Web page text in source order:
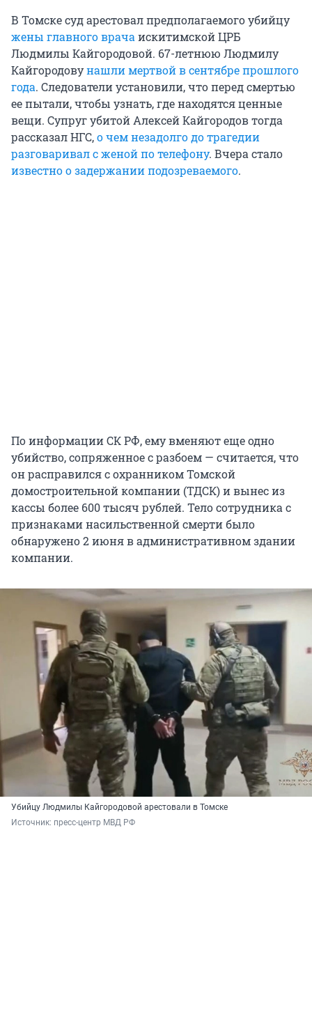
В Томске суд арестовал предполагаемого убийцу
жены главного врачаискитимской ЦРБ
Людмилы Кайгородовой. 67-летнюю Людмилу
Кайгородовунашли мертвой в сентябре прошлого
года. Следователи установили, что перед смертью
ее пытали, чтобы узнать, где находятся ценные
вещи. Супруг убитой Алексей Кайгородов тогда
рассказал НГС,о чем незадолго до трагедии
разговаривал с женой по телефону. Вчера стало
известно о задержании подозреваемого.
По информации СК РФ, ему вменяют еще одно
убийство, сопряженное с разбоем — считается, что
он расправился с охранником Томской
домостроительной компании (ТДСК) и вынес из
кассы более 600 тысяч рублей. Тело сотрудника с
признаками насильственной смерти было
обнаружено 2 июня в административном здании
компании.
Убийцу Людмилы Кайгородовой арестовали в Томске
Источник: пресс-центр МВД РФ